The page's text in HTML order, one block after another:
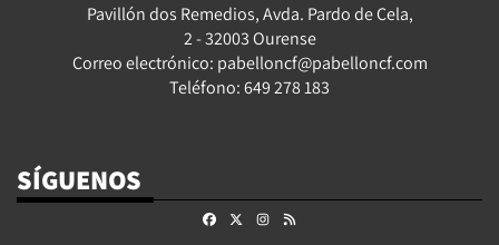
Pavillón dos Remedios, Avda. Pardo de Cela,
2 - 32003 Ourense
Correo electrónico: pabelloncf@pabelloncf.com
Teléfono: 649 278 183
SÍGUENOS
FacebookInstagram